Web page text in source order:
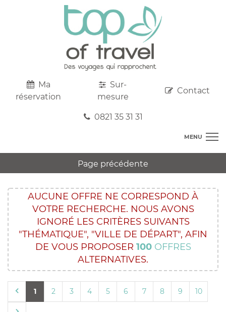
Ma
réservation
Sur-
mesure
Contact
0821 35 31 31
MENU
DESTINATIONS
AU DEPART DE CHEZ VOUS
SEJOURS
CIRCUITS
PROMOS
OFFRES
Page précédente
AUCUNE OFFRE NE CORRESPOND À
VOTRE RECHERCHE. NOUS AVONS
IGNORÉ LES CRITÈRES SUIVANTS
"THÉMATIQUE", "VILLE DE DÉPART", AFIN
DE VOUS PROPOSER 100 OFFRES
ALTERNATIVES.
1 2 3 4 5 6 7 8 9 10